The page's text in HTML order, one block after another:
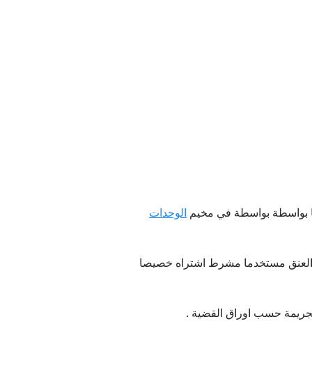
بواسطة بواسطة في مخيم الوحدات
العنق مستخدما مشرط اشتراه خصيصا
حسب اوراق القضية .